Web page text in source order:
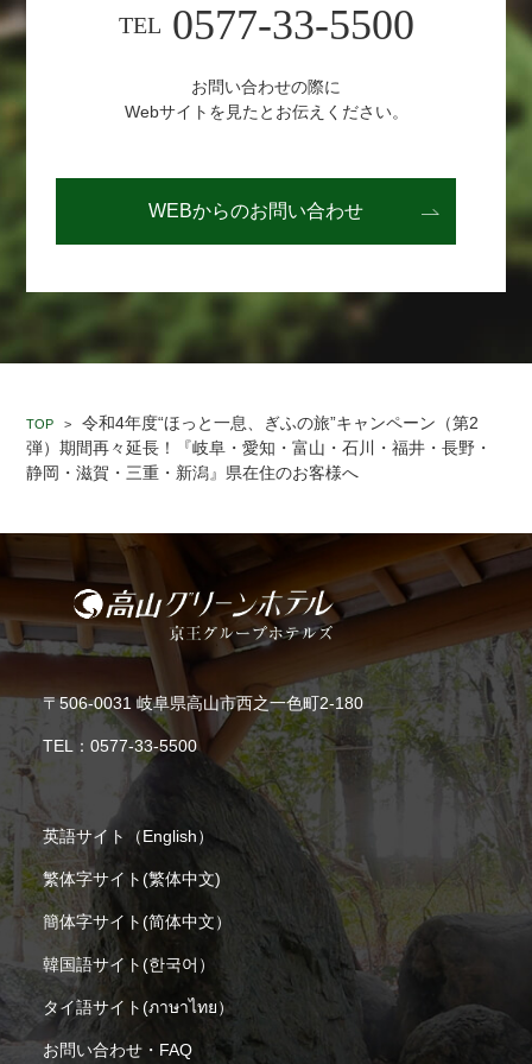
TEL 0577-33-5500
お問い合わせの際に
Webサイトを見たとお伝えください。
WEBからのお問い合わせ
TOP >
令和4年度“ほっと一息、ぎふの旅”キャンペーン（第2
弾）期間再々延長！『岐阜・愛知・富山・石川・福井・長野・
静岡・滋賀・三重・新潟』県在住のお客様へ
〒506-0031 岐阜県高山市西之一色町2-180
TEL： 0577-33-5500
英語サイト（English）
繁体字サイト(繁体中文)
簡体字サイト(简体中文）
韓国語サイト(한국어）
タイ語サイト(ภาษาไทย）
お問い合わせ・FAQ